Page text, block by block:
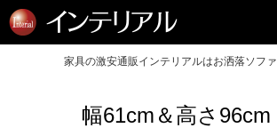
家具の激安通販インテリアルはお洒落ソフ
幅61cm＆高さ